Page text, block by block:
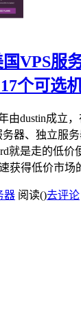
VPS服
个可选
由dustin成立
器、独立服
就是走的低价
获得低价市场
器 阅读()去评论